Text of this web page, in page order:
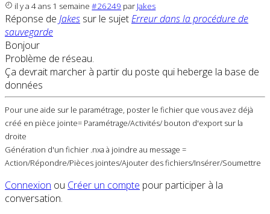
il y a 4 ans 1 semaine #26249 par Jakes
Réponse de Jakes sur le sujetErreur dans la procédure de
sauvegarde
Bonjour
Problème de réseau.
Ça devrait marcher à partir du poste qui heberge la base de
données
Pour une aide sur le paramétrage, poster le fichier que vous avez déjà
créé en pièce jointe= Paramétrage/Activités/ bouton d'export sur la
droite
Génération d'un fichier .nxa à joindre au message =
Action/Répondre/Pièces jointes/Ajouter des fichiers/Insérer/Soumettre
Connexion ou Créer un compte pour participer à la
conversation.